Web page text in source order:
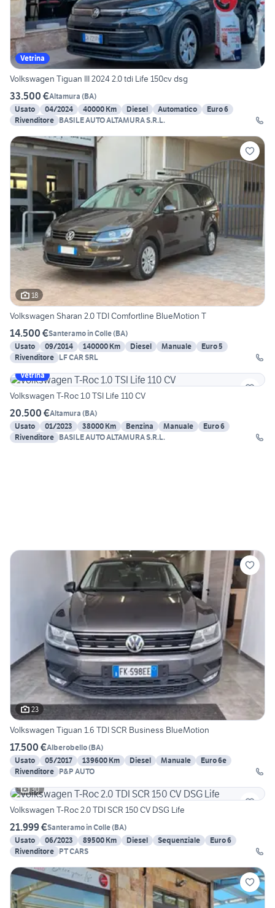
Vetrina
Volkswagen Tiguan III 2024 2.0 tdi Life 150cv dsg
33.500 €Altamura (BA)
Usato
04/2024 40000 Km Diesel Automatico
Euro 6
Rivenditore BASILE AUTO ALTAMURA S.R.L.
18
Volkswagen Sharan 2.0 TDI Comfortline BlueMotion T
14.500 €Santeramo in Colle(BA)
Usato
09/2014 140000 Km Diesel Manuale
Euro 5
Rivenditore LF CAR SRL
Vetrina
Volkswagen T-Roc 1.0 TSI Life 110 CV
20.500 €Altamura (BA)
Usato
01/2023 38000 Km Benzina Manuale
Euro 6
Rivenditore BASILE AUTO ALTAMURA S.R.L.
23
Volkswagen Tiguan 1.6 TDI SCR Business BlueMotion
17.500 €Alberobello(BA)
Usato
05/2017 139600 Km Diesel Manuale
Euro 6e
Rivenditore P&P AUTO
30
Volkswagen T-Roc 2.0 TDI SCR 150 CV DSG Life
21.999 €Santeramo in Colle(BA)
Usato
06/2023 89500 Km Diesel Sequenziale
Euro 6
Rivenditore PT CARS